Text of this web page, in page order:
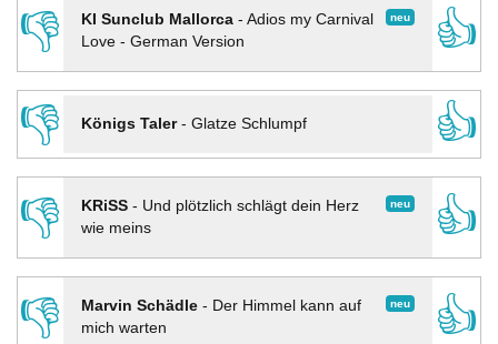
👎
neu
KI Sunclub Mallorca- Adios my Carnival
Love - German Version
👍
👎
Königs Taler- Glatze Schlumpf
👍
👎
neu
KRiSS- Und plötzlich schlägt dein Herz
wie meins
👍
👎 neu
Marvin Schädle- Der Himmel kann auf
mich warten
👍